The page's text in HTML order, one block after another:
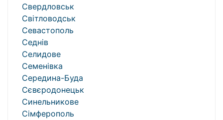
Свердловськ
Світловодськ
Севастополь
Седнів
Селидове
Семенівка
Середина-Буда
Сєвєродонецьк
Синельникове
Сімферополь